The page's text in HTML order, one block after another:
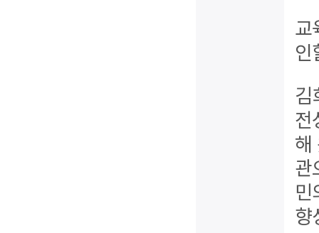
교
인
김
전
해
관
민
향